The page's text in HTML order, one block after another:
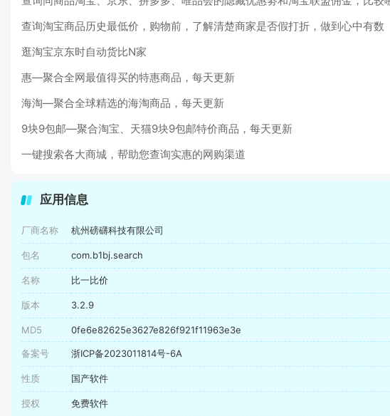
查询淘宝商品历史最低价，购物前，了解清楚商家是否假打折，做到心中有数
逛淘宝京东时自动货比N家
惠—聚合全网最值得买的特惠商品，每天更新
海淘—聚合全球精选的海淘商品，每天更新
9块9包邮—聚合淘宝、天猫9块9包邮特价商品，每天更新
一键搜索各大商城，帮助您查询实惠的网购渠道
应用信息
厂商名称 杭州磅礴科技有限公司
包名 com.b1bj.search
名称 比一比价
版本 3.2.9
MD5 0fe6e82625e3627e826f921f11963e3e
备案号 浙ICP备2023011814号-6A
性质 国产软件
授权 免费软件